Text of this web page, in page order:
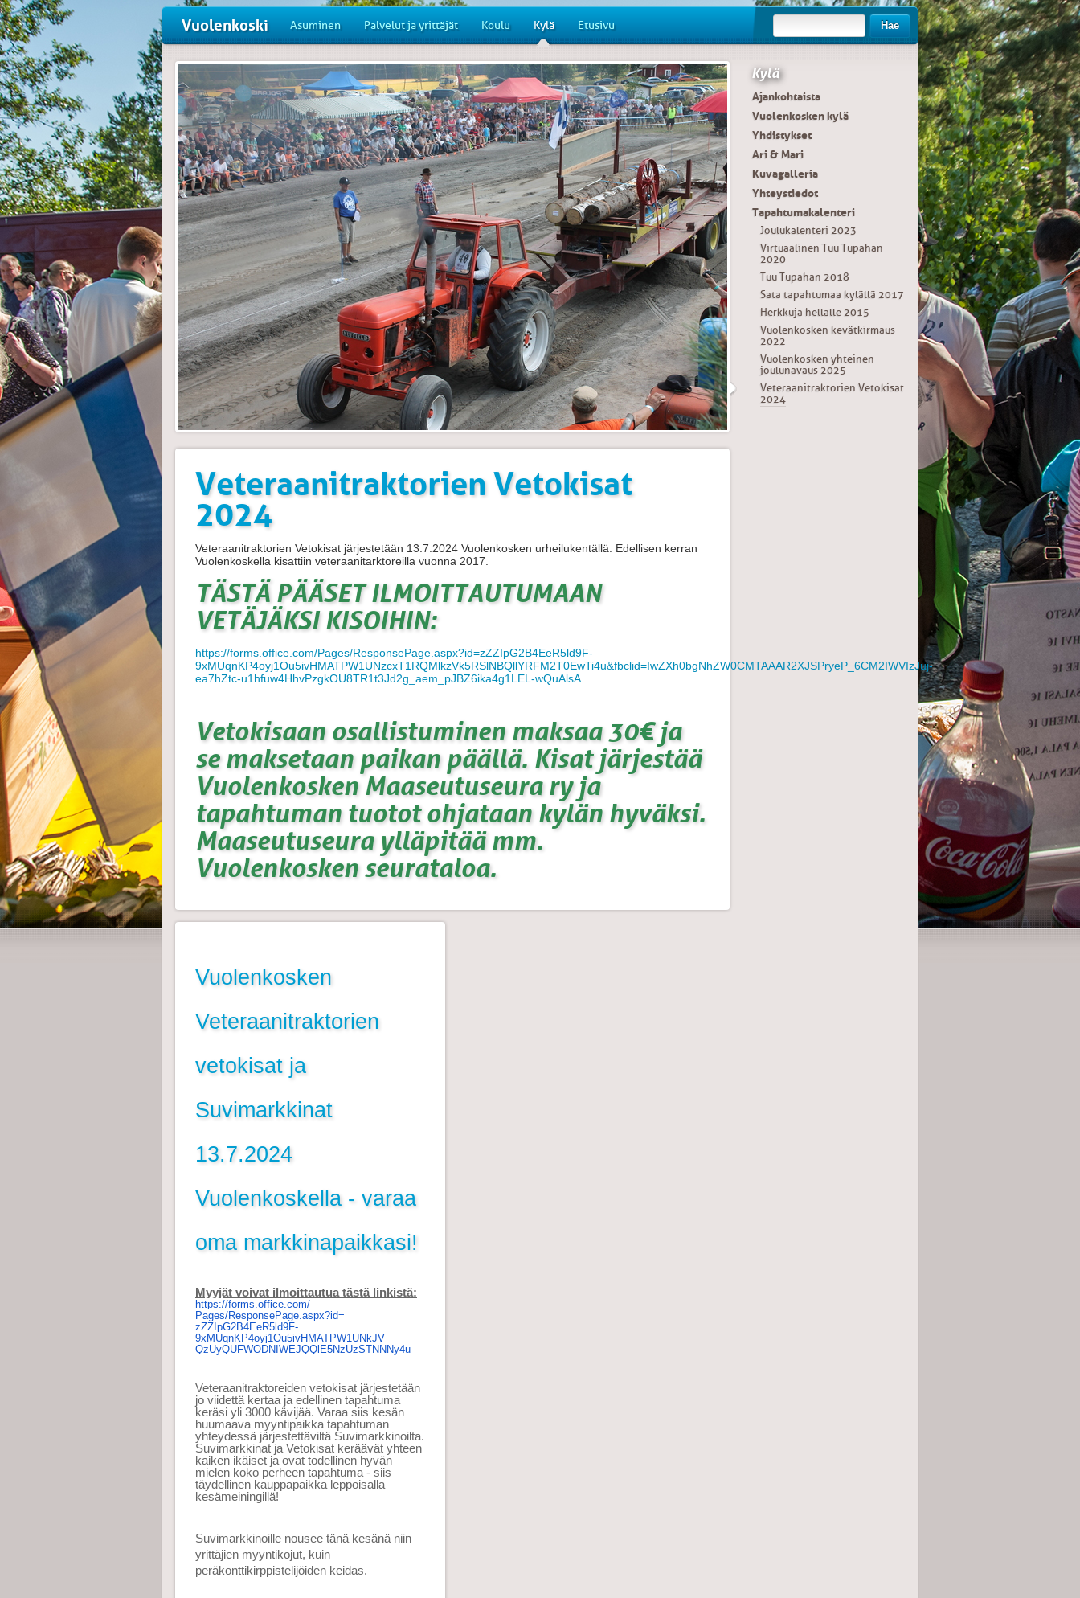
Vuolenkoski Asuminen Palvelut ja yrittäjät Koulu Kylä Etusivu Hae
Veteraanitraktorien Vetokisat
2024
Veteraanitraktorien Vetokisat järjestetään 13.7.2024 Vuolenkosken urheilukentällä. Edellisen kerran
Vuolenkoskella kisattiin veteraanitarktoreilla vuonna 2017.
TÄSTÄ PÄÄSET ILMOITTAUTUMAAN
VETÄJÄKSI KISOIHIN:
https://forms.office.com/Pages/ResponsePage.aspx?id=zZZIpG2B4EeR5ld9F-
9xMUqnKP4oyj1Ou5ivHMATPW1UNzcxT1RQMlkzVk5RSlNBQllYRFM2T0EwTi4u&fbclid=IwZXh0bgNhZW0CMTAAAR2XJSPryeP_6CM2IWVIzJuj-
ea7hZtc-u1hfuw4HhvPzgkOU8TR1t3Jd2g_aem_pJBZ6ika4g1LEL-wQuAlsA
Vetokisaan osallistuminen maksaa 30€ ja
se maksetaan paikan päällä. Kisat järjestää
Vuolenkosken Maaseutuseura ry ja
tapahtuman tuotot ohjataan kylän hyväksi.
Maaseutuseura ylläpitää mm.
Vuolenkosken seurataloa.
Vuolenkosken
Veteraanitraktorien
vetokisat ja
Suvimarkkinat
13.7.2024
Vuolenkoskella - varaa
oma markkinapaikkasi!
Myyjät voivat ilmoittautua tästä linkistä:
https://forms.office.com/
Pages/ResponsePage.aspx?id=
zZZIpG2B4EeR5ld9F-
9xMUqnKP4oyj1Ou5ivHMATPW1UNkJV
QzUyQUFWODNIWEJQQlE5NzUzSTNNNy4u
Veteraanitraktoreiden vetokisat järjestetään
jo viidettä kertaa ja edellinen tapahtuma
keräsi yli 3000 kävijää. Varaa siis kesän
huumaava myyntipaikka tapahtuman
yhteydessä järjestettäviltä Suvimarkkinoilta.
Suvimarkkinat ja Vetokisat keräävät yhteen
kaiken ikäiset ja ovat todellinen hyvän
mielen koko perheen tapahtuma - siis
täydellinen kauppapaikka leppoisalla
kesämeiningillä!
Suvimarkkinoille nousee tänä kesänä niin
yrittäjien myyntikojut, kuin
peräkonttikirppistelijöiden keidas.
Kylä
Ajankohtaista
Vuolenkosken kylä
Yhdistykset
Ari & Mari
Kuvagalleria
Yhteystiedot
Tapahtumakalenteri
Joulukalenteri 2023
Virtuaalinen Tuu Tupahan
2020
Tuu Tupahan 2018
Sata tapahtumaa kylällä 2017
Herkkuja hellalle 2015
Vuolenkosken kevätkirmaus
2022
Vuolenkosken yhteinen
joulunavaus 2025
Veteraanitraktorien Vetokisat
2024